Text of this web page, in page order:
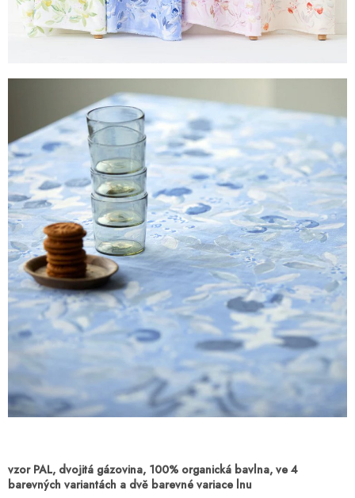
vzor PAL, dvojitá gázovina, 100% organická bavlna, ve 4
barevných variantách a dvě barevné variace lnu